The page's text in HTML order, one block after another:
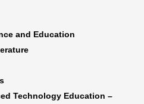
and Education
Technology Education –